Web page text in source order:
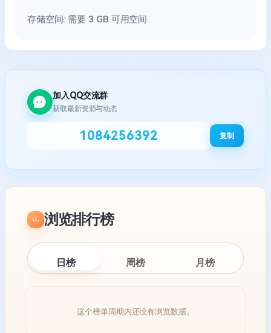
存储空间: 需要 3 GB 可用空间
加入QQ交流群
获取最新资源与动态
1084256392 复制
浏览排行榜
日榜 周榜 月榜
这个榜单周期内还没有浏览数据。